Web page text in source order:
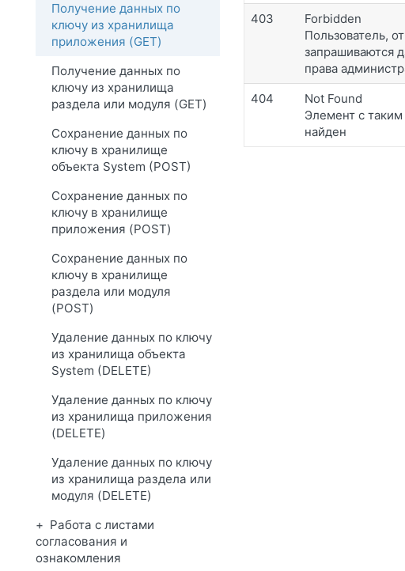
Получение данных по
ключу из хранилища
приложения (GET)
Получение данных по
ключу из хранилища
раздела или модуля (GET)
Сохранение данных по
ключу в хранилище
объекта System (POST)
Сохранение данных по
ключу в хранилище
приложения (POST)
Сохранение данных по
ключу в хранилище
раздела или модуля
(POST)
Удаление данных по ключу
из хранилища объекта
System (DELETE)
Удаление данных по ключу
из хранилища приложения
(DELETE)
Удаление данных по ключу
из хранилища раздела или
модуля (DELETE)
Работа с листами
согласования и
ознакомления
403
Forbidden
Пользователь,
запрашиваются
права
404
Not Found
Элемент с
найден